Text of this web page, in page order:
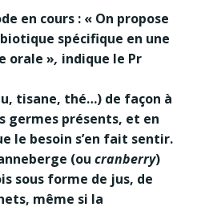
en cours : « On propose
spécifique en une
orale », indique le Pr
tisane, thé…) de façon à
germes présents, et en
le besoin s’en fait sentir.
(ou cranberry)
sous forme de jus, de
même si la